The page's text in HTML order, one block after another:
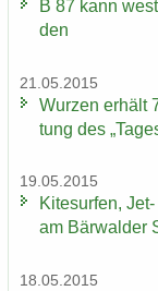
B 87 kann
den
21.05.2015
Wur­zen er­hält
tung des
19.05.2015
Ki­te­sur­fen,
am Bär­wal­der
18.05.2015